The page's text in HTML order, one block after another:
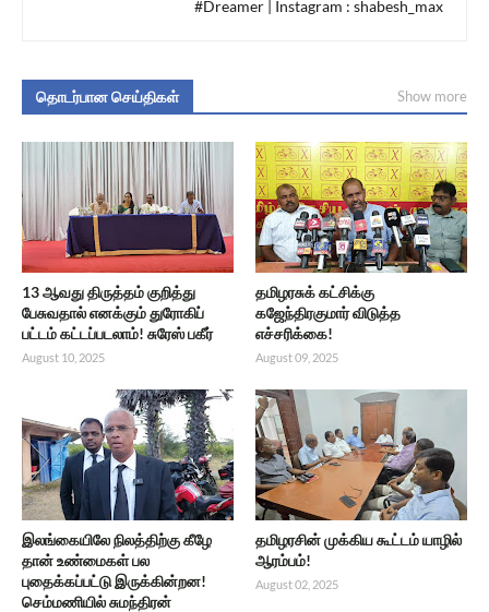
#Dreamer | Instagram : shabesh_max
தொடர்பான செய்திகள் Show more
13 ஆவது திருத்தம் குறித்து
பேசுவதால் எனக்கும் துரோகிப்
பட்டம் கட்டப்படலாம்! சுரேஸ் பகீர்
August 10, 2025
தமிழரசுக் கட்சிக்கு
கஜேந்திரகுமார் விடுத்த
எச்சரிக்கை!
August 09, 2025
இலங்கையிலே நிலத்திற்கு கீழே
தான் உண்மைகள் பல
புதைக்கப்பட்டு இருக்கின்றன!
செம்மணியில் சுமந்திரன்
தமிழரசின் முக்கிய கூட்டம் யாழில்
ஆரம்பம்!
August 02, 2025